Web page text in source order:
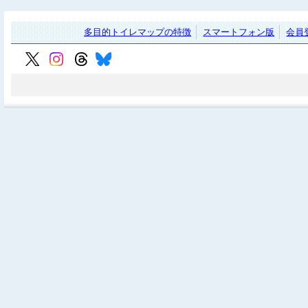
多目的トイレマップの特徴 スマートフォン版 会員